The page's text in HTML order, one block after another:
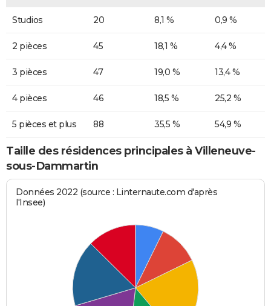
Studios 20 8,1 % 0,9 %
2 pièces 45 18,1 % 4,4 %
3 pièces 47 19,0 % 13,4 %
4 pièces 46 18,5 % 25,2 %
5 pièces et plus 88 35,5 % 54,9 %
Taille des résidences principales à Villeneuve-
sous-Dammartin
Données 2022 (source : Linternaute.com d'après
l'Insee)